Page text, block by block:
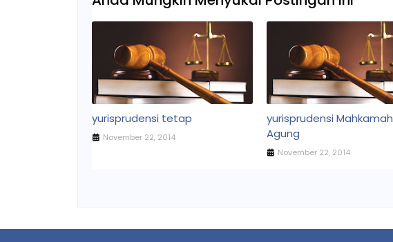
yurisprudensi tetap
November 22, 2014
yurisprudensi Mahkamah
Agung
November 22, 2014